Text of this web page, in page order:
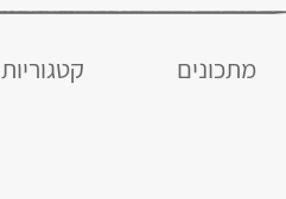
מתכונים קטגוריות